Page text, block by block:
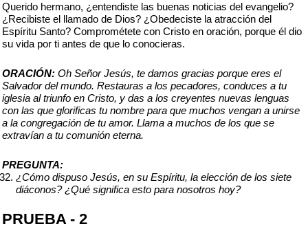
Querido hermano, ¿entendiste las buenas noticias del evangelio?
¿Recibiste el llamado de Dios? ¿Obedeciste la atracción del
Espíritu Santo? Comprométete con Cristo en oración, porque él dio
su vida por ti antes de que lo conocieras.
ORACIÓN: Oh Señor Jesús, te damos gracias porque eres el
Salvador del mundo. Restauras a los pecadores, conduces a tu
iglesia al triunfo en Cristo, y das a los creyentes nuevas lenguas
con las que glorificas tu nombre para que muchos vengan a unirse
a la congregación de tu amor. Llama a muchos de los que se
extravían a tu comunión eterna.
PREGUNTA:
¿Cómo dispuso Jesús, en su Espíritu, la elección de los siete
diáconos? ¿Qué significa esto para nosotros hoy?
PRUEBA - 2